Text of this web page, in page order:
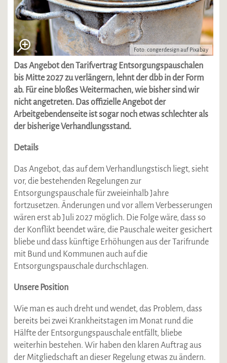
Foto: congerdesign auf Pixabay
Das Angebot den Tarifvertrag Entsorgungspauschalen
bis Mitte 2027 zu verlängern, lehnt der dbb in der Form
ab. Für eine bloßes Weitermachen, wie bisher sind wir
nicht angetreten. Das offizielle Angebot der
Arbeitgebendenseite ist sogar noch etwas schlechter als
der bisherige Verhandlungsstand.
Details
Das Angebot, das auf dem Verhandlungstisch liegt, sieht
vor, die bestehenden Regelungen zur
Entsorgungspauschale für zweieinhalb Jahre
fortzusetzen. Änderungen und vor allem Verbesserungen
wären erst ab Juli 2027 möglich. Die Folge wäre, dass so
der Konflikt beendet wäre, die Pauschale weiter gesichert
bliebe und dass künftige Erhöhungen aus der Tarifrunde
mit Bund und Kommunen auch auf die
Entsorgungspauschale durchschlagen.
Unsere Position
Wie man es auch dreht und wendet, das Problem, dass
bereits bei zwei Krankheitstagen im Monat rund die
Hälfte der Entsorgungspauschale entfällt, bliebe
weiterhin bestehen. Wir haben den klaren Auftrag aus
der Mitgliedschaft an dieser Regelung etwas zu ändern.